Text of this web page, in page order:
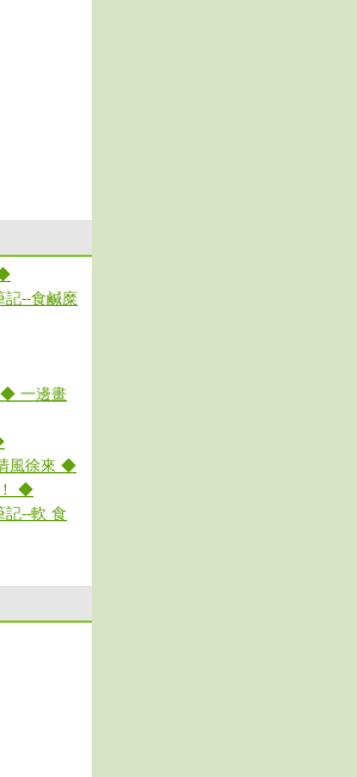
--食鹹糜
一邊畫
風徐來 ◆
◆
--軟 食